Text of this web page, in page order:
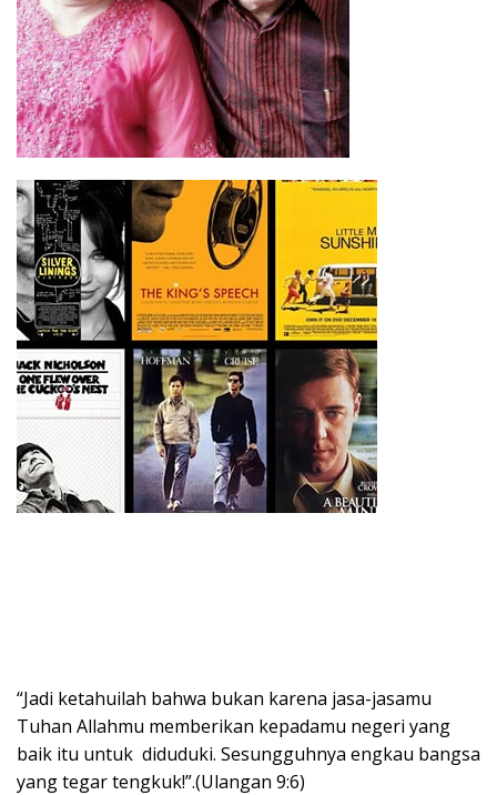
“Jadi ketahuilah bahwa bukan karena jasa-jasamu
Tuhan Allahmu memberikan kepadamu negeri yang
baik itu untuk diduduki. Sesungguhnya engkau bangsa
yang tegar tengkuk!”.(Ulangan 9:6)